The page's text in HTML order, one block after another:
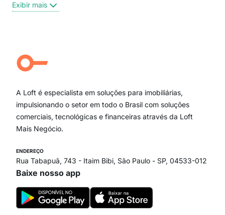
Centro
Campo Belo
Ipiranga
Paraíso
Itaim Bibi
Exibir mais
A Loft é especialista em soluções para imobiliárias,
impulsionando o setor em todo o Brasil com soluções
comerciais, tecnológicas e financeiras através da Loft
Mais Negócio.
ENDEREÇO
Rua Tabapuã, 743 - Itaim Bibi, São Paulo - SP, 04533-012
Baixe nosso app